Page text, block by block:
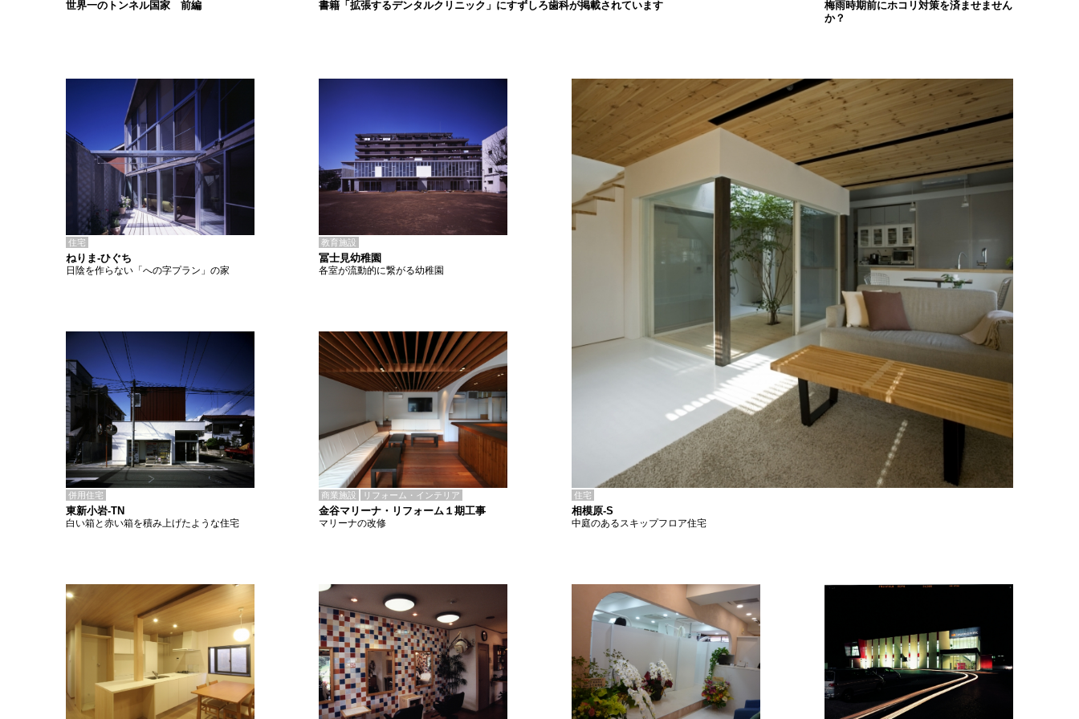
書籍「拡張するデンタルクリニック」にすずしろ歯科が掲載されています
世界一のトンネル国家 前編
梅雨時期前にホコリ対策を済ませません
か？
住宅
ねりま-ひぐち
日陰を作らない「への字プラン」の家
教育施設
冨士見幼稚園
各室が流動的に繋がる幼稚園
併用住宅
東新小岩-TN
白い箱と赤い箱を積み上げたような住宅
商業施設 リフォーム・インテリア
金谷マリーナ・リフォーム１期工事
マリーナの改修
住宅
相模原-S
中庭のあるスキップフロア住宅